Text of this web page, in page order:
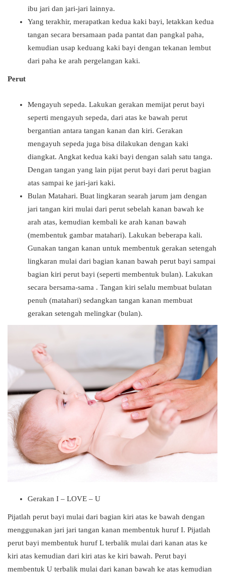
ibu jari dan jari-jari lainnya.
Yang terakhir, merapatkan kedua kaki bayi, letakkan kedua
tangan secara bersamaan pada pantat dan pangkal paha,
kemudian usap keduang kaki bayi dengan tekanan lembut
dari paha ke arah pergelangan kaki.
Perut
Mengayuh sepeda. Lakukan gerakan memijat perut bayi
seperti mengayuh sepeda, dari atas ke bawah perut
bergantian antara tangan kanan dan kiri. Gerakan
mengayuh sepeda juga bisa dilakukan dengan kaki
diangkat. Angkat kedua kaki bayi dengan salah satu tanga.
Dengan tangan yang lain pijat perut bayi dari perut bagian
atas sampai ke jari-jari kaki.
Bulan Matahari. Buat lingkaran searah jarum jam dengan
jari tangan kiri mulai dari perut sebelah kanan bawah ke
arah atas, kemudian kembali ke arah kanan bawah
(membentuk gambar matahari). Lakukan beberapa kali.
Gunakan tangan kanan untuk membentuk gerakan setengah
lingkaran mulai dari bagian kanan bawah perut bayi sampai
bagian kiri perut bayi (seperti membentuk bulan). Lakukan
secara bersama-sama . Tangan kiri selalu membuat bulatan
penuh (matahari) sedangkan tangan kanan membuat
gerakan setengah melingkar (bulan).
Gerakan I – LOVE – U
Pijatlah perut bayi mulai dari bagian kiri atas ke bawah dengan
menggunakan jari jari tangan kanan membentuk huruf I. Pijatlah
perut bayi membentuk huruf L terbalik mulai dari kanan atas ke
kiri atas kemudian dari kiri atas ke kiri bawah. Perut bayi
membentuk U terbalik mulai dari kanan bawah ke atas kemudian